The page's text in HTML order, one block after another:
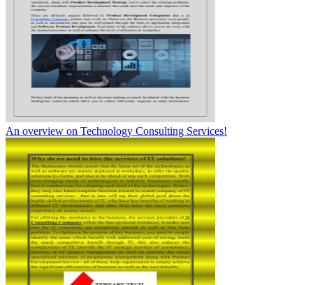
An overview on Technology Consulting Services!